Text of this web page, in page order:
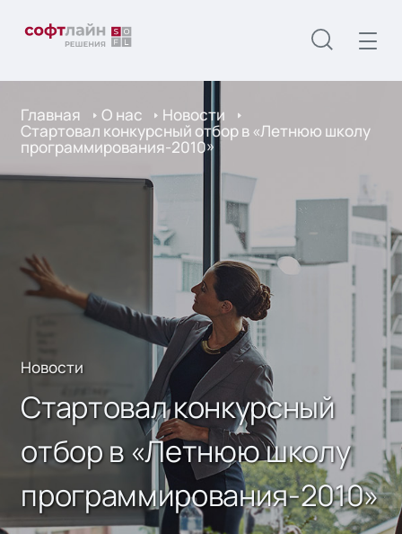
Главная О нас Новости
Стартовал конкурсный отбор в «Летнюю школу
программирования-2010»
Новости
Стартовал конкурсный
отбор в «Летнюю школу
программирования-2010»